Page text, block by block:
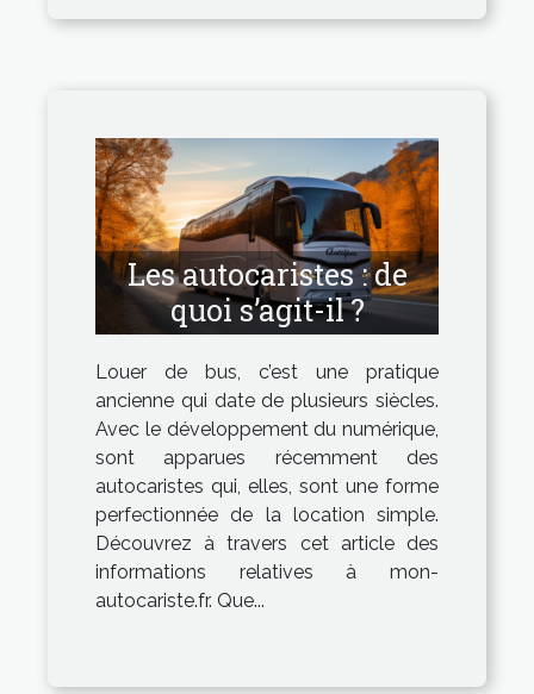
Les autocaristes : de
quoi s’agit-il ?
Louer de bus, c’est une pratique
ancienne qui date de plusieurs siècles.
Avec le développement du numérique,
sont apparues récemment des
autocaristes qui, elles, sont une forme
perfectionnée de la location simple.
Découvrez à travers cet article des
informations relatives à mon-
autocariste.fr. Que...